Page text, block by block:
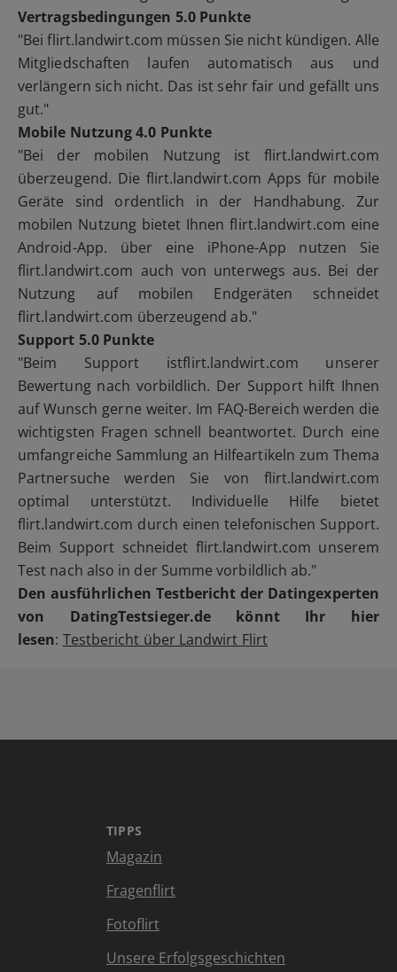
Vertragsbedingungen 5.0 Punkte
"Bei flirt.landwirt.com müssen Sie nicht kündigen. Alle
Mitgliedschaften laufen automatisch aus und
verlängern sich nicht. Das ist sehr fair und gefällt uns
gut."
Mobile Nutzung 4.0 Punkte
"Bei der mobilen Nutzung ist flirt.landwirt.com
überzeugend. Die flirt.landwirt.com Apps für mobile
Geräte sind ordentlich in der Handhabung. Zur
mobilen Nutzung bietet Ihnen flirt.landwirt.com eine
Android-App. über eine iPhone-App nutzen Sie
flirt.landwirt.com auch von unterwegs aus. Bei der
Nutzung auf mobilen Endgeräten schneidet
flirt.landwirt.com überzeugend ab."
Support 5.0 Punkte
"Beim Support istflirt.landwirt.com unserer
Bewertung nach vorbildlich. Der Support hilft Ihnen
auf Wunsch gerne weiter. Im FAQ-Bereich werden die
wichtigsten Fragen schnell beantwortet. Durch eine
umfangreiche Sammlung an Hilfeartikeln zum Thema
Partnersuche werden Sie von flirt.landwirt.com
optimal unterstützt. Individuelle Hilfe bietet
flirt.landwirt.com durch einen telefonischen Support.
Beim Support schneidet flirt.landwirt.com unserem
Test nach also in der Summe vorbildlich ab."
Den ausführlichen Testbericht der Datingexperten
von DatingTestsieger.de könnt Ihr hier
lesen: Testbericht über Landwirt Flirt
TIPPS
Magazin
Fragenflirt
Fotoflirt
Unsere Erfolgsgeschichten